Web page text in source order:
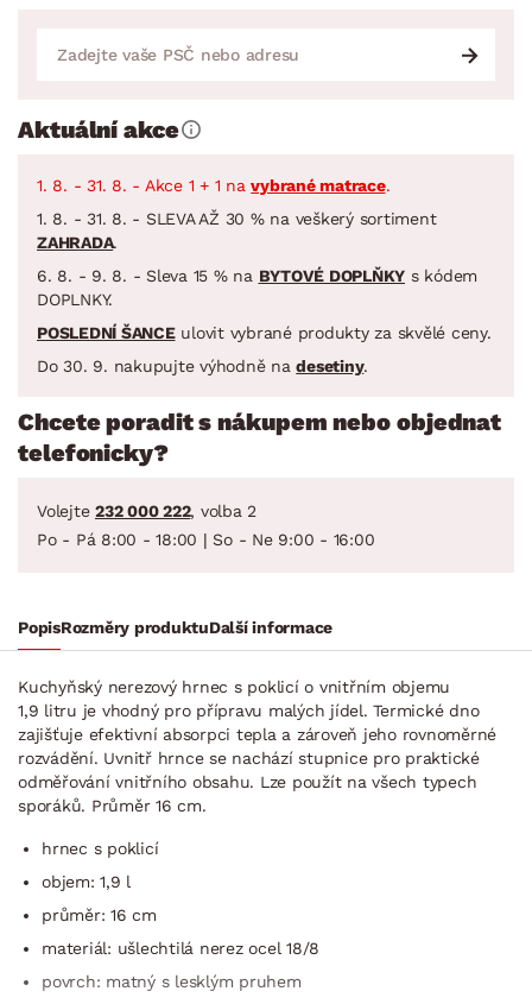
Aktuální akce
1. 8. - 31. 8. - Akce 1 + 1 navybrané matrace.
1. 8. - 31. 8. - SLEVA AŽ 30 % na veškerý sortiment
ZAHRADA.
6. 8. - 9. 8. - Sleva 15 % na BYTOVÉ DOPLŇKY s kódem
DOPLNKY.
POSLEDNÍ ŠANCEulovit vybrané produkty za skvělé ceny.
Do 30. 9. nakupujte výhodně nadesetiny.
Chcete poradit s nákupem nebo objednat
telefonicky?
Volejte 232 000 222, volba 2
Po - Pá 8:00 - 18:00 | So - Ne 9:00 - 16:00
PopisRozměry produktuDalší informace
Kuchyňský nerezový hrnec s poklicí o vnitřním objemu
1,9 litru je vhodný pro přípravu malých jídel. Termické dno
zajišťuje efektivní absorpci tepla a zároveň jeho rovnoměrné
rozvádění. Uvnitř hrnce se nachází stupnice pro praktické
odměřování vnitřního obsahu. Lze použít na všech typech
sporáků. Průměr 16 cm.
hrnec s poklicí
objem: 1,9 l
průměr: 16 cm
materiál: ušlechtilá nerez ocel 18/8
povrch: matný s lesklým pruhem